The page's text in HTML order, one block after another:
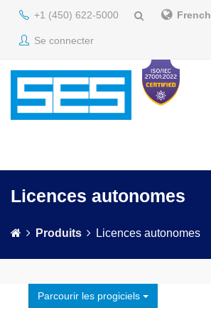
+1 (450) 622-5000 French
Se connecter
Licences autonomes
Produits Licences autonomes
Parcourir les progiciels